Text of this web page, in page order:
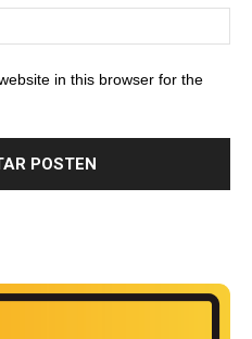
in this browser for the